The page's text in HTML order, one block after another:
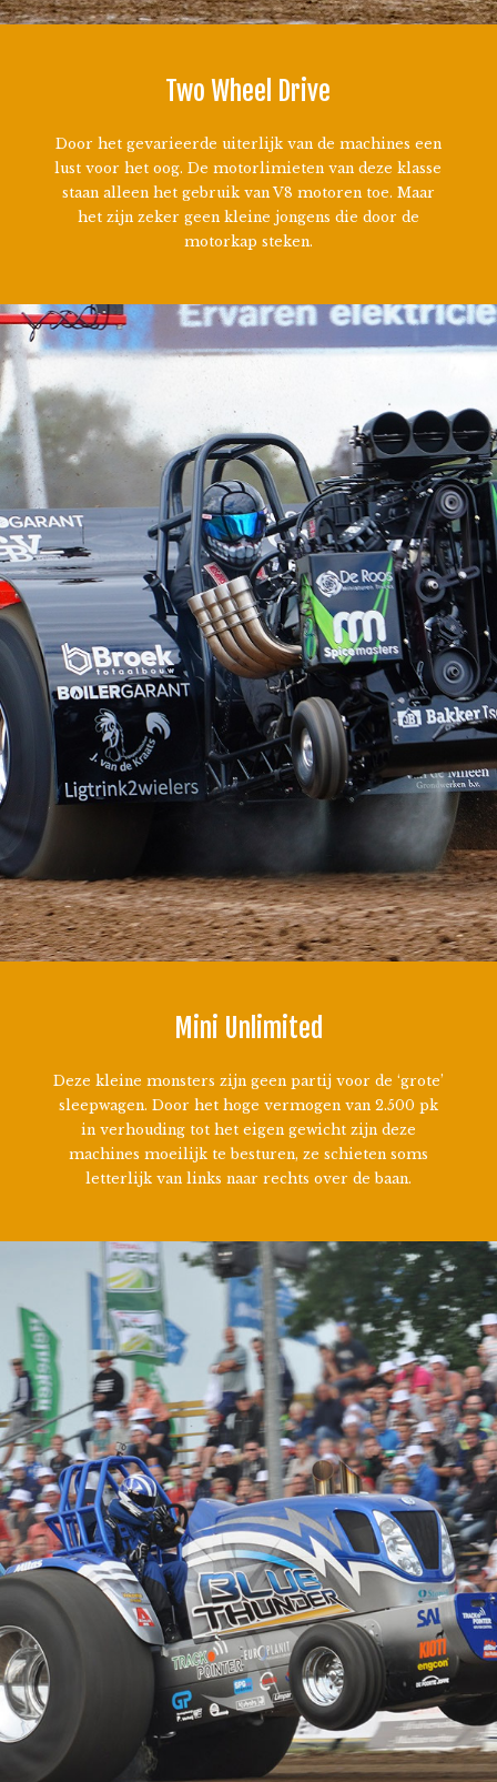
Two Wheel Drive
Door het gevarieerde uiterlijk van de machines een
lust voor het oog. De motorlimieten van deze klasse
staan alleen het gebruik van V8 motoren toe. Maar
het zijn zeker geen kleine jongens die door de
motorkap steken.
Mini Unlimited
Deze kleine monsters zijn geen partij voor de ‘grote’
sleepwagen. Door het hoge vermogen van 2.500 pk
in verhouding tot het eigen gewicht zijn deze
machines moeilijk te besturen, ze schieten soms
letterlijk van links naar rechts over de baan.